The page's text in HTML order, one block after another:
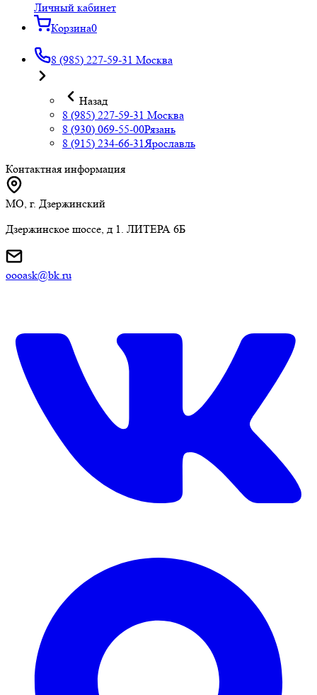
Личный кабинет
Корзина0
8 (985) 227-59-31 Москва
Назад
8 (985) 227-59-31 Москва
8 (930) 069-55-00Рязань
8 (915) 234-66-31Ярославль
Контактная информация
МО, г. Дзержинский
Дзержинское шоссе, д 1. ЛИТЕРА 6Б
oooask@bk.ru